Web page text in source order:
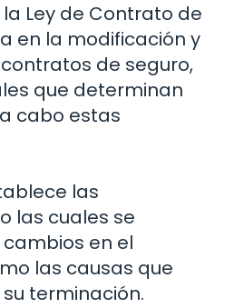
la Ley de Contrato de
en la modificación y
de seguro,
que determinan
cabo estas
las
las cuales se
en el
las causas que
terminación.